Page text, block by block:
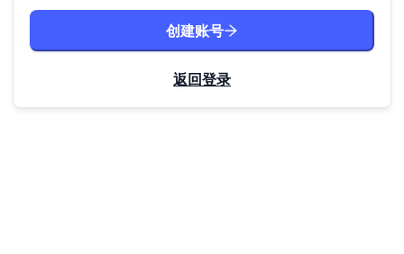
创建账号
返回登录